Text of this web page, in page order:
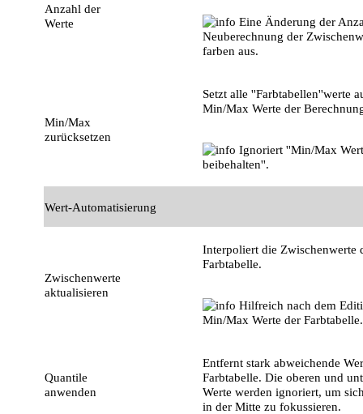
Anzahl der
Werte
Eine Änderung der
Neuberechnung der
farben aus.
Min/Max
zurücksetzen
Setzt alle ''Farbtabellen''werte
Min/Max Werte der
Ignoriert ''Min/Max
beibehalten''.
Wert-Automatisierung
Zwischenwerte
aktualisieren
Interpoliert die Zwischenwerte
Farbtabelle.
Hilfreich nach dem
Min/Max Werte der Farbtabelle.
Quantile
anwenden
Entfernt stark abweichende
Farbtabelle. Die oberen und
Werte werden ignoriert, um
in der Mitte zu fokussieren.